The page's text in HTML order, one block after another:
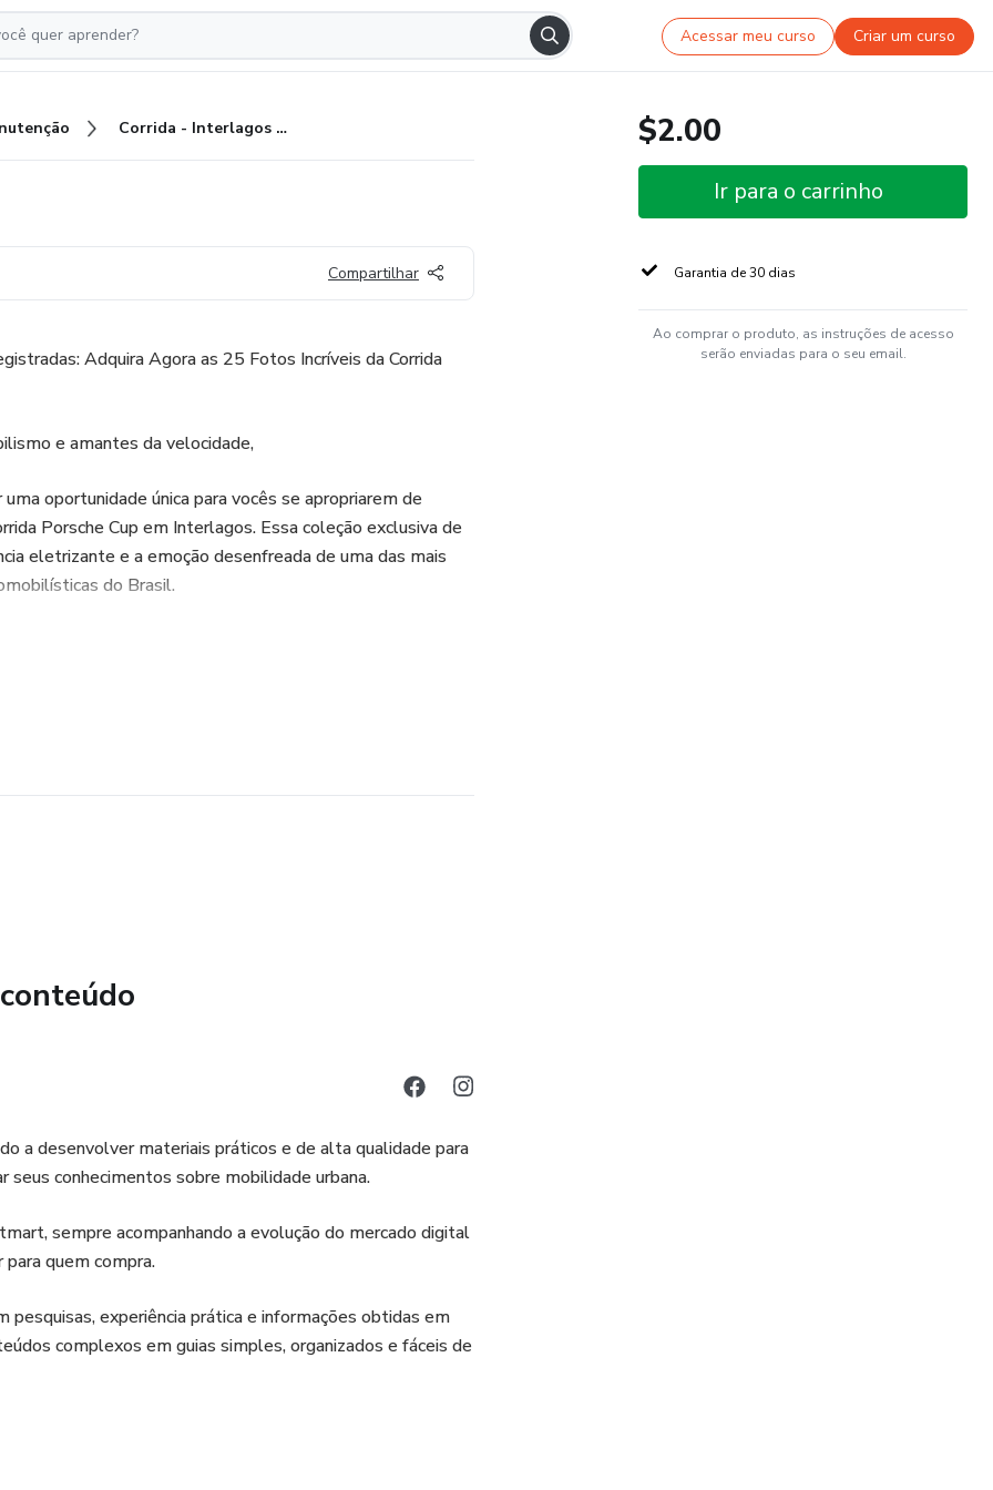
Acessar meu curso Criar um curso
Corrida - Interlagos porsche
Compartilhar
Adquira Agora as 25 Fotos Incríveis da Corrida
e amantes da velocidade,
oportunidade única para vocês se apropriarem de
Porsche Cup em Interlagos. Essa coleção exclusiva de
eletrizante e a emoção desenfreada de uma das mais
do Brasil.
sentir como se estivesse na pista junto aos pilotos.
que meras imagens, são memórias congeladas no
a desenvolver materiais práticos e de alta qualidade para
conhecimentos sobre mobilidade urbana.
sempre acompanhando a evolução do mercado digital
quem compra.
experiência prática e informações obtidas em
complexos em guias simples, organizados e fáceis de
voltados para:
$2.00
Ir para o carrinho
Garantia de 30 dias
Ao comprar o produto, as instruções de acesso
serão enviadas para o seu email.